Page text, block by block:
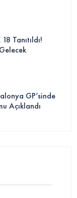
Tanıtıldı!
GP’sinde
Açıklandı